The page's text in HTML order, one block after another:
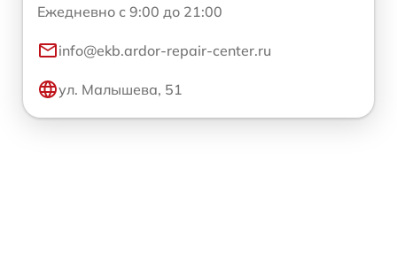
Ежедневно с 9:00 до 21:00
info@ekb.ardor-repair-center.ru
ул. Малышева, 51